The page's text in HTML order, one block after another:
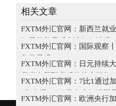
相关文章
FXTM外汇官网：新西兰就
纽元兑美元后市该如何演绎？
FXTM外汇官网：国际观察
FXTM外汇官网：日元持续
日联合干预背后的核心疑问
FXTM外汇官网：7比1通过
喊“太慢了”，日本央行纪要
FXTM外汇官网：欧洲央行